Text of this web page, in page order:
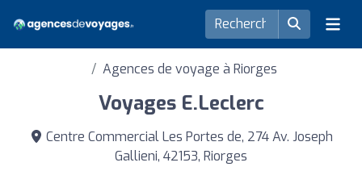
Agences de voyage à Riorges
Voyages E.Leclerc
Centre Commercial Les Portes de, 274 Av. Joseph
Gallieni, 42153, Riorges